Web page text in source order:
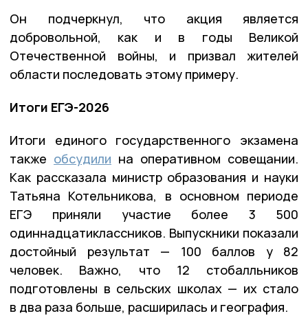
Он подчеркнул, что акция является
добровольной, как и в годы Великой
Отечественной войны, и призвал жителей
области последовать этому примеру.
Итоги ЕГЭ-2026
Итоги единого государственного экзамена
также обсудили на оперативном совещании.
Как рассказала министр образования и науки
Татьяна Котельникова, в основном периоде
ЕГЭ приняли участие более 3 500
одиннадцатиклассников. Выпускники показали
достойный результат — 100 баллов у 82
человек. Важно, что 12 стобалльников
подготовлены в сельских школах — их стало
в два раза больше, расширилась и география.